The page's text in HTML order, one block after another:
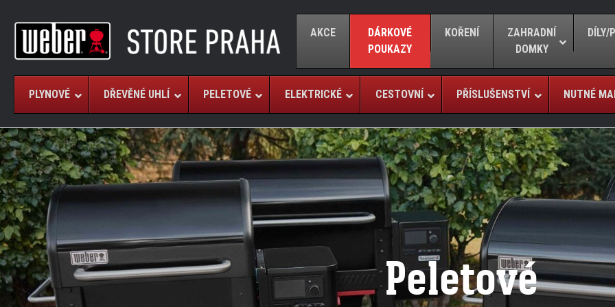
AKCE
DÁRKOVÉ
POUKAZY
KOŘENÍ
ZAHRADNÍ
DOMKY
DÍLY/
PLYNOVÉ DŘEVĚNÉ UHLÍ PELETOVÉ ELEKTRICKÉ CESTOVNÍ PŘÍSLUŠENSTVÍ NUTNÉ
Peletové